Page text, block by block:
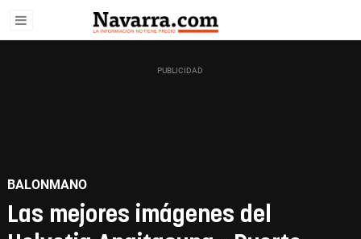
BALONMANO
Las mejores imágenes del